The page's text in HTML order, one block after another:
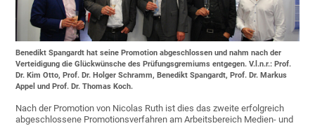
Benedikt Spangardt hat seine Promotion abgeschlossen und nahm nach der
Verteidigung die Glückwünsche des Prüfungsgremiums entgegen. V.l.n.r.: Prof.
Dr. Kim Otto, Prof. Dr. Holger Schramm, Benedikt Spangardt, Prof. Dr. Markus
Appel und Prof. Dr. Thomas Koch.
Nach der Promotion von Nicolas Ruth ist dies das zweite erfolgreich
abgeschlossene Promotionsverfahren am Arbeitsbereich Medien- und